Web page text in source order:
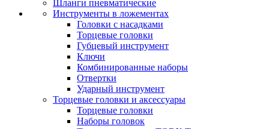
Шланги пневматические
Инструменты в ложементах
Головки с насадками
Торцевые головки
Губцевый инструмент
Ключи
Комбинированные наборы
Отвертки
Ударный инструмент
Торцевые головки и аксессуары
Торцевые головки
Наборы головок